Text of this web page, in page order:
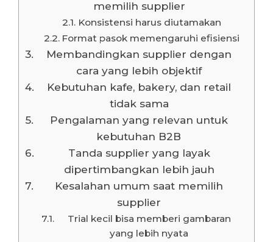
memilih supplier
Konsistensi harus diutamakan
Format pasok memengaruhi efisiensi
Membandingkan supplier dengan
cara yang lebih objektif
Kebutuhan kafe, bakery, dan retail
tidak sama
Pengalaman yang relevan untuk
kebutuhan B2B
Tanda supplier yang layak
dipertimbangkan lebih jauh
Kesalahan umum saat memilih
supplier
Trial kecil bisa memberi gambaran
yang lebih nyata